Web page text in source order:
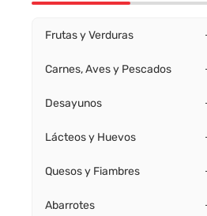
Frutas y Verduras
Carnes, Aves y Pescados
Desayunos
Lácteos y Huevos
Quesos y Fiambres
Abarrotes